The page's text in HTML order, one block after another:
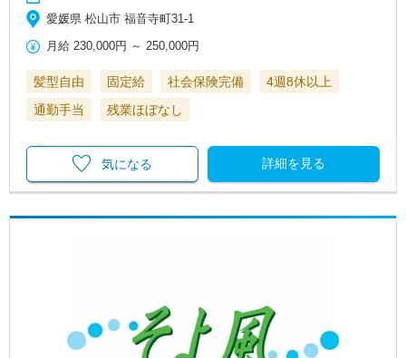
愛媛県 松山市 福音寺町31-1
月給 230,000円 ～250,000円
髪型自由 固定給 社会保険完備
4週8休以上
通勤手当
残業ほぼなし
詳細を見る
気になる